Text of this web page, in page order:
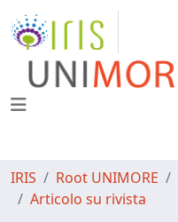
IRIS Root UNIMORE
Articolo su rivista